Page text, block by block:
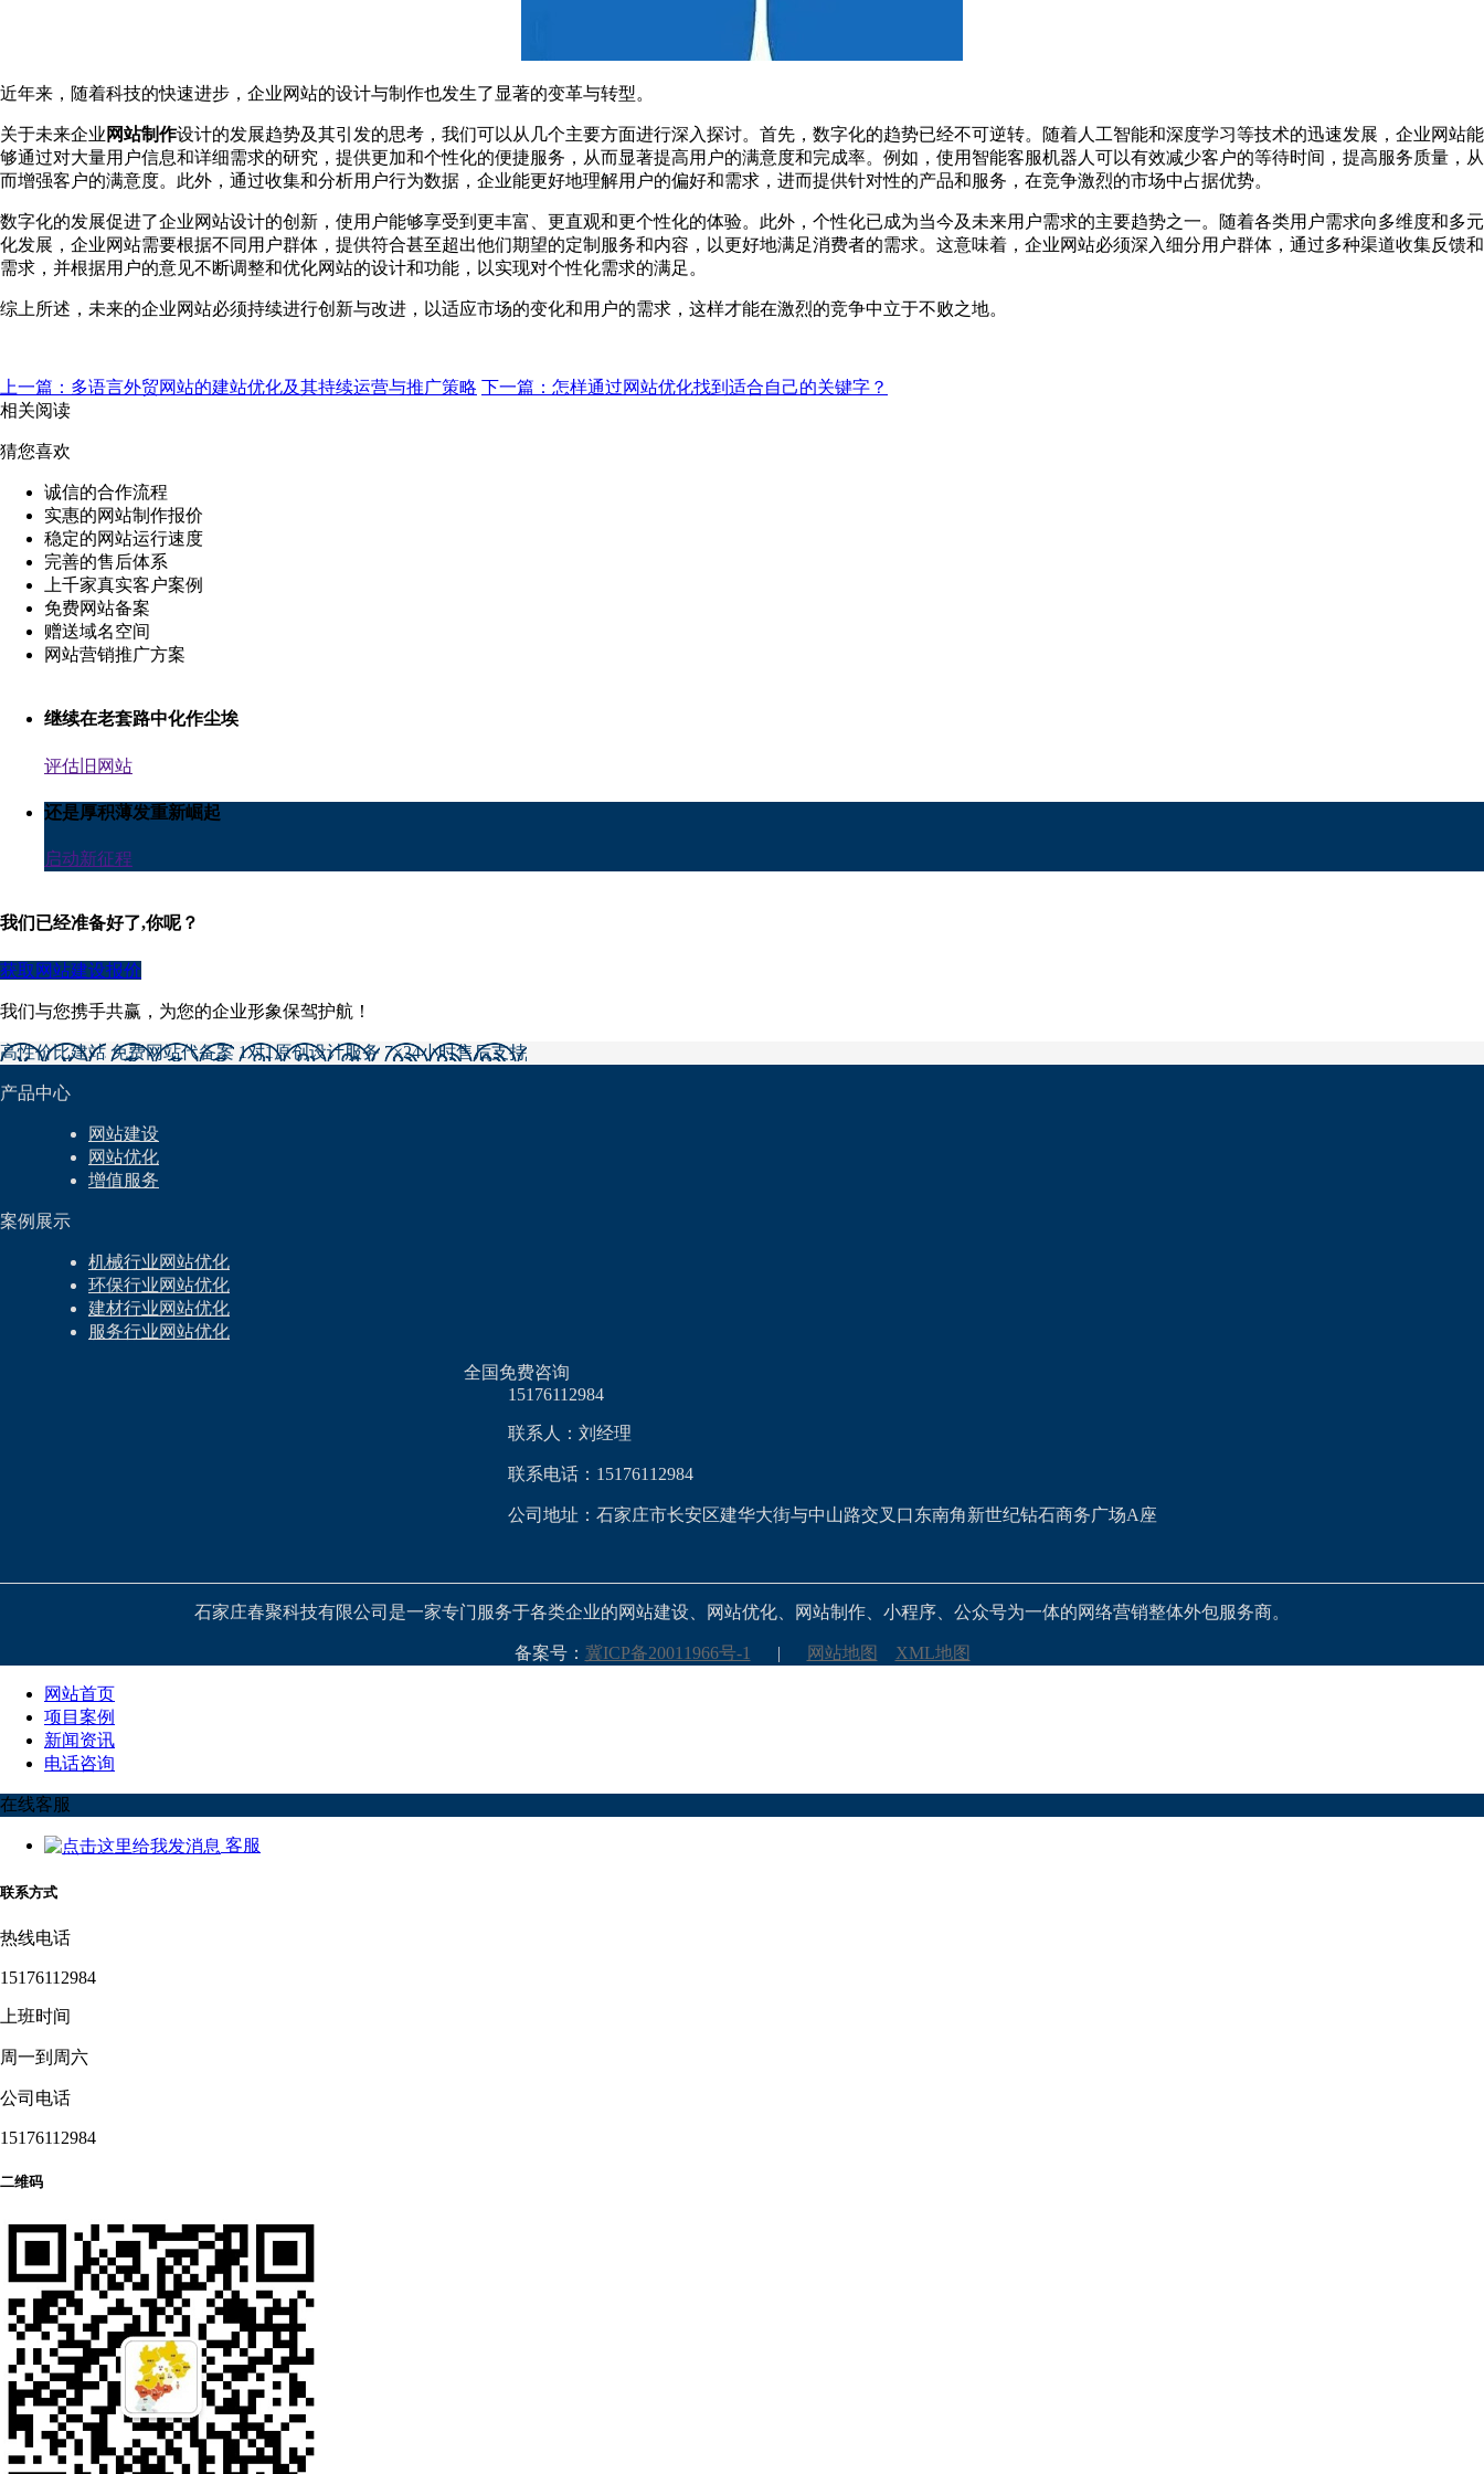
近年来，随着科技的快速进步，企业网站的设计与制作也发生了显著的变革与转型。
关于未来企业 网站制作设计的发展趋势及其引发的思考，我们可以从几个主要方面进行深入探讨。首先，数字化的趋势已经不可逆转。随着人工智能和深度学习等技术的迅速发展，企业网站能
够通过对大量用户信息和详细需求的研究，提供更加和个性化的便捷服务，从而显著提高用户的满意度和完成率。例如，使用智能客服机器人可以有效减少客户的等待时间，提高服务质量，从
而增强客户的满意度。此外，通过收集和分析用户行为数据，企业能更好地理解用户的偏好和需求，进而提供针对性的产品和服务，在竞争激烈的市场中占据优势。
数字化的发展促进了企业网站设计的创新，使用户能够享受到更丰富、更直观和更个性化的体验。此外，个性化已成为当今及未来用户需求的主要趋势之一。随着各类用户需求向多维度和多元
化发展，企业网站需要根据不同用户群体，提供符合甚至超出他们期望的定制服务和内容，以更好地满足消费者的需求。这意味着，企业网站必须深入细分用户群体，通过多种渠道收集反馈和
需求，并根据用户的意见不断调整和优化网站的设计和功能，以实现对个性化需求的满足。
综上所述，未来的企业网站必须持续进行创新与改进，以适应市场的变化和用户的需求，这样才能在激烈的竞争中立于不败之地。
上一篇：多语言外贸网站的建站优化及其持续运营与推广策略 下一篇：怎样通过网站优化找到适合自己的关键字？
相关阅读
猜您喜欢
诚信的合作流程
实惠的网站制作报价
稳定的网站运行速度
完善的售后体系
上千家真实客户案例
免费网站备案
赠送域名空间
网站营销推广方案
继续在老套路中化作尘埃
评估旧网站
还是厚积薄发重新崛起
启动新征程
我们已经准备好了,你呢？
获取网站建设报价
我们与您携手共赢，为您的企业形象保驾护航！
高性价比建站 免费网站代备案 1对1原创设计服务 7×24小时售后支持
产品中心
网站建设
网站优化
增值服务
案例展示
机械行业网站优化
环保行业网站优化
建材行业网站优化
服务行业网站优化
全国免费咨询
15176112984
联系人：刘经理
联系电话：15176112984
公司地址：石家庄市长安区建华大街与中山路交叉口东南角新世纪钻石商务广场A座
石家庄春聚科技有限公司是一家专门服务于各类企业的网站建设、网站优化、网站制作、小程序、公众号为一体的网络营销整体外包服务商。
备案号： 冀ICP备20011966号-1 | 网站地图 XML地图
网站首页
项目案例
新闻资讯
电话咨询
在线客服
客服
联系方式
热线电话
15176112984
上班时间
周一到周六
公司电话
15176112984
二维码